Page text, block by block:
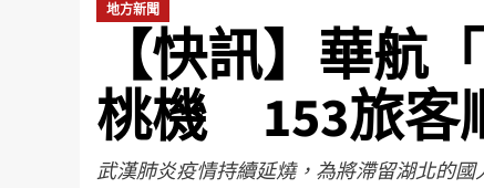
地方新聞
【快訊】華航
桃機 153旅客
武漢肺炎疫情持續延燒，為將滯留湖北的